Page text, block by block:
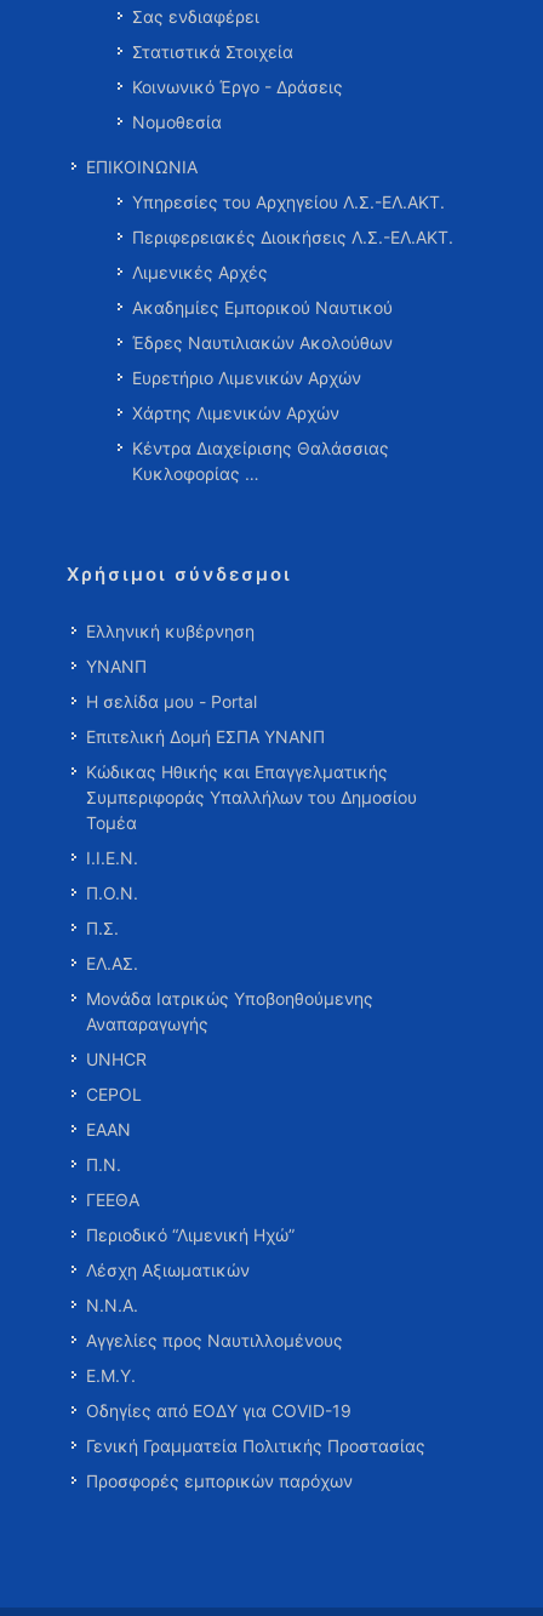
Σας ενδιαφέρει
Στατιστικά Στοιχεία
Κοινωνικό Έργο - Δράσεις
Νομοθεσία
ΕΠΙΚΟΙΝΩΝΙΑ
Υπηρεσίες του Αρχηγείου Λ.Σ.-ΕΛ.ΑΚΤ.
Περιφερειακές Διοικήσεις Λ.Σ.-ΕΛ.ΑΚΤ.
Λιμενικές Αρχές
Ακαδημίες Εμπορικού Ναυτικού
Έδρες Ναυτιλιακών Ακολούθων
Ευρετήριο Λιμενικών Αρχών
Χάρτης Λιμενικών Αρχών
Κέντρα Διαχείρισης Θαλάσσιας
Κυκλοφορίας …
Χρήσιμοι σύνδεσμοι
Ελληνική κυβέρνηση
ΥΝΑΝΠ
Η σελίδα μου - Portal
Επιτελική Δομή ΕΣΠΑ ΥΝΑΝΠ
Κώδικας Ηθικής και Επαγγελματικής
Συμπεριφοράς Υπαλλήλων του Δημοσίου
Τομέα
Ι.Ι.Ε.Ν.
Π.Ο.Ν.
Π.Σ.
ΕΛ.ΑΣ.
Μονάδα Ιατρικώς Υποβοηθούμενης
Αναπαραγωγής
UNHCR
CEPOL
ΕΑΑΝ
Π.Ν.
ΓΕΕΘΑ
Περιοδικό “Λιμενική Ηχώ”
Λέσχη Αξιωματικών
Ν.Ν.Α.
Αγγελίες προς Ναυτιλλομένους
Ε.Μ.Υ.
Οδηγίες από ΕΟΔΥ για COVID-19
Γενική Γραμματεία Πολιτικής Προστασίας
Προσφορές εμπορικών παρόχων